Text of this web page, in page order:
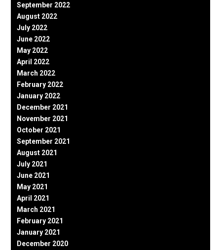
September 2022
August 2022
July 2022
June 2022
May 2022
April 2022
March 2022
February 2022
January 2022
December 2021
November 2021
October 2021
September 2021
August 2021
July 2021
June 2021
May 2021
April 2021
March 2021
February 2021
January 2021
December 2020